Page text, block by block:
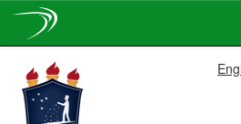
navigation